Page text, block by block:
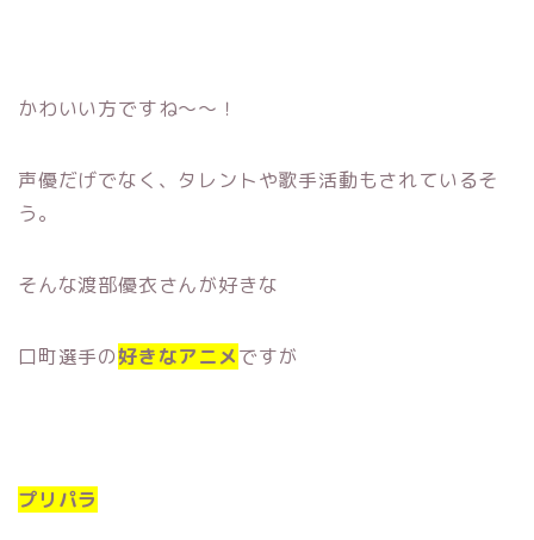
かわいい方ですね〜〜！
声優だげでなく、タレントや歌手活動もされているそ
う。
そんな渡部優衣さんが好きな
口町選手の好きなアニメですが
プリパラ